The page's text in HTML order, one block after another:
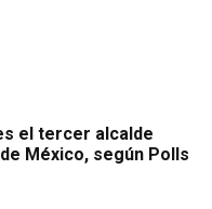
el tercer alcalde
México, según Polls